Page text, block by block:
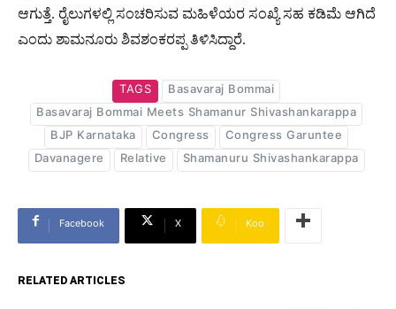
ಆಗುತ್ತೆ. ರೈಲುಗಳಲ್ಲಿ ಸಂಚರಿಸುವ ಮಹಿಳೆಯರ ಸಂಖ್ಯೆ ಸಹ ಕಡಿಮೆ ಆಗಿದೆ
ಎಂದು ಶಾಮನೂರು ಶಿವಶಂಕರಪ್ಪ ತಿಳಿಸಿದ್ದಾರೆ.
TAGS
Basavaraj Bommai
Basavaraj Bommai Meets Shamanur Shivashankarappa
BJP Karnataka
Congress
Congress Garuntee
Davanagere
Relative Shamanuru Shivashankarappa
Facebook X Koo
RELATED ARTICLES